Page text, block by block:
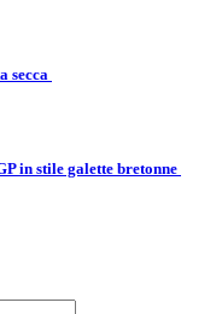
secca
in stile galette bretonne